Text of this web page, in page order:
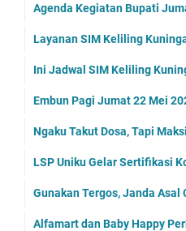
Agenda Kegiatan Bupati
Layanan SIM Keliling
Ini Jadwal SIM Keliling
Embun Pagi Jumat 22 Mei
Ngaku Takut Dosa, Tapi
LSP Uniku Gelar Sertifikasi
Gunakan Tergos, Janda
Alfamart dan Baby Happy